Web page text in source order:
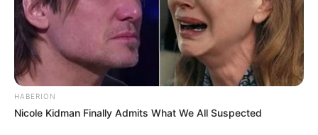
HABERION
Nicole Kidman Finally Admits What We All Suspected